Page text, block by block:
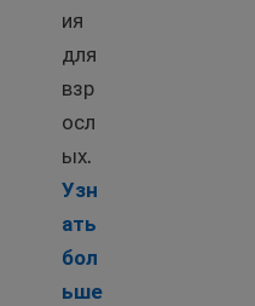
ия
для
взр
осл
ых.
Узн
ать
бол
ьшеLearn more